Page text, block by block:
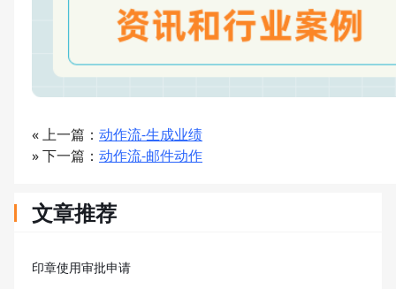
« 上一篇： 动作流-生成业绩
» 下一篇： 动作流-邮件动作
文章推荐
印章使用审批申请